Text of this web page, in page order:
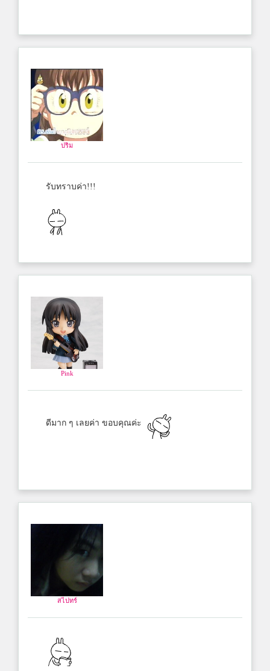
ปริม
รับทราบค่า!!!
Pink
ดีมาก ๆ เลยค่า ขอบคุณค่ะ
สไปทร์